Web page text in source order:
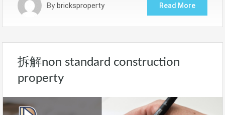
By bricksproperty Read More
拆解non standard construction
property